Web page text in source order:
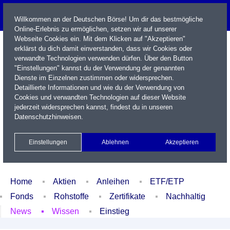
Name / WKN / ISIN / Kürzel
Xetra Realtime
Watchlist Portfolio Login
Home Aktien Anleihen
ETF/ETP
Fonds
Rohstoffe Zertifikate
Nachhaltig
News
Wissen Einstieg
Willkommen an der Deutschen Börse! Um dir das bestmögliche
Online-Erlebnis zu ermöglichen, setzen wir auf unserer
Webseite Cookies ein. Mit dem Klicken auf "Akzeptieren"
erklärst du dich damit einverstanden, dass wir Cookies oder
verwandte Technologien verwenden dürfen. Über den Button
"Einstellungen" kannst du der Verwendung der genannten
Dienste im Einzelnen zustimmen oder widersprechen.
Detaillierte Informationen und wie du der Verwendung von
Cookies und verwandten Technologien auf dieser Website
jederzeit widersprechen kannst, findest du in unseren
Datenschutzhinweisen.
Einstellungen Ablehnen Akzeptieren